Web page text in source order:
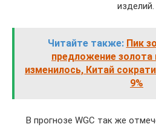
изделий.
Читайте также: Пик
предложение золота
изменилось, Китай
9%
В прогнозе WGC так же